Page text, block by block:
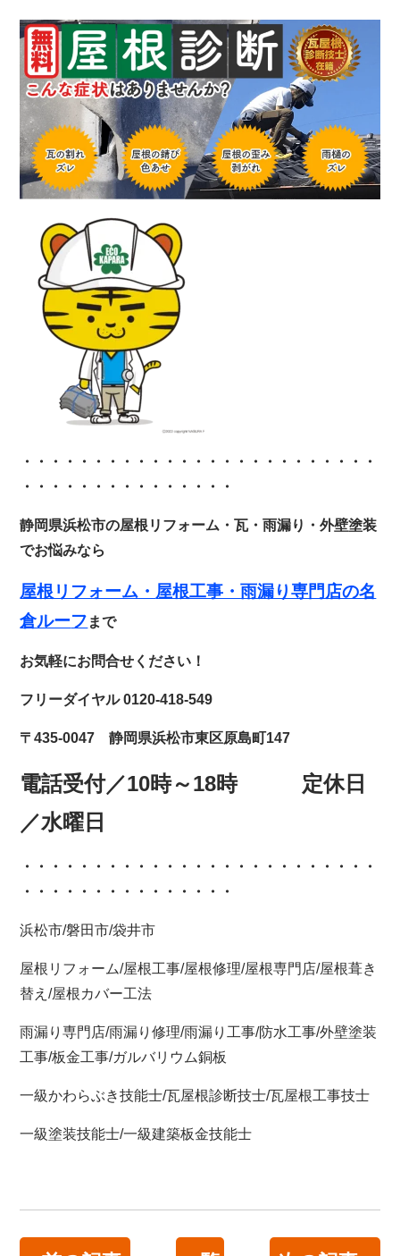
・・・・・・・・・・・・
・・・・・・・・・・・・・
・・・・・・・・・・・・・・・
静岡県浜松市の屋根リフォーム・瓦・雨漏り・外壁塗装
でお悩みなら
屋根リフォーム・ 屋根工事・雨漏り専門店の名
倉ルーフ まで
お気軽にお問合せください！
フリーダイヤル 0120-418-549
〒435-0047 静岡県浜松市東区原島町147
電話受付／10時～18時 定休日
／水曜日
・・・・・・・・・・・・
・・・・・・・・・・・・・
・・・・・・・・・・・・・・・
浜松市/磐田市/袋井市
屋根リフォーム/屋根工事/屋根修理/屋根専門店/屋根葺き
替え/屋根カバー工法
雨漏り専門店/雨漏り修理/雨漏り工事/防水工事/外壁塗装
工事/板金工事/ガルバリウム銅板
一級かわらぶき技能士/瓦屋根診断技士/瓦屋根工事技士
一級塗装技能士/一級建築板金技能士